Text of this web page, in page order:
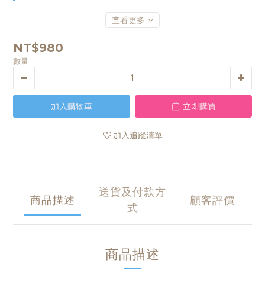
查看更多
NT$980
數量
加入購物車 立即購買
加入追蹤清單
商品描述
送貨及付款方
式
顧客評價
商品描述